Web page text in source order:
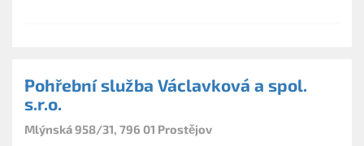
Pohřební služba Václavková a spol.
s.r.o.
Mlýnská 958/31, 796 01 Prostějov